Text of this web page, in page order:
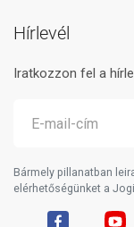
Hírlevél
Iratkozzon fel a
Bármely pillanatban
elérhetőségünket a